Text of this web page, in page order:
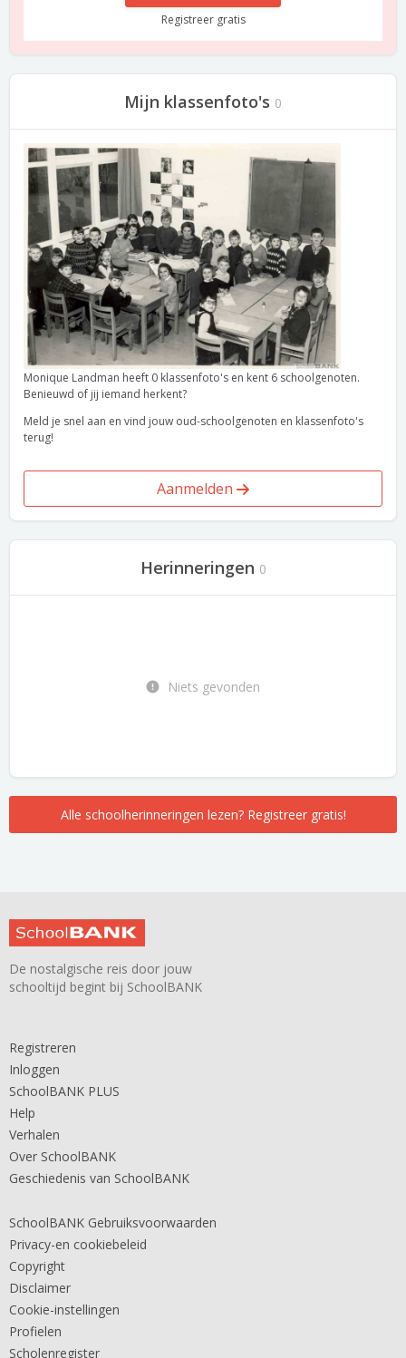
Registreer gratis
Mijn klassenfoto's 0
Monique Landman heeft 0 klassenfoto's en kent 6 schoolgenoten.
Benieuwd of jij iemand herkent?
Meld je snel aan en vind jouw oud-schoolgenoten en klassenfoto's
terug!
Aanmelden
Herinneringen 0
Niets gevonden
Alle schoolherinneringen lezen? Registreer gratis!
De nostalgische reis door jouw
schooltijd begint bij SchoolBANK
Registreren
Inloggen
SchoolBANK PLUS
Help
Verhalen
Over SchoolBANK
Geschiedenis van SchoolBANK
SchoolBANK Gebruiksvoorwaarden
Privacy-en cookiebeleid
Copyright
Disclaimer
Cookie-instellingen
Profielen
Scholenregister